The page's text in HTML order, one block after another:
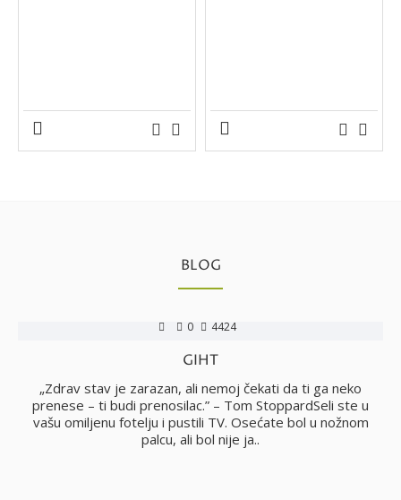
BLOG
0 4424
GIHT
„Zdrav stav je zarazan, ali nemoj čekati da ti ga neko
prenese – ti budi prenosilac.” – Tom StoppardSeli ste u
vašu omiljenu fotelju i pustili TV. Osećate bol u nožnom
palcu, ali bol nije ja..